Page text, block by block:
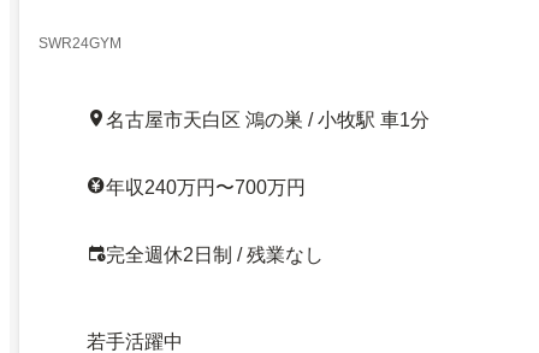
SWR24GYM
名古屋市天白区 鴻の巣 / 小牧駅 車1分
年収240万円〜700万円
完全週休2日制 / 残業なし
若手活躍中